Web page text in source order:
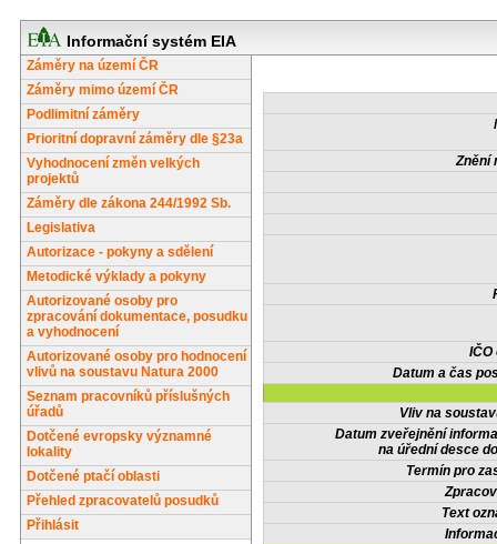
Informační systém EIA
Záměry na území ČR
Záměry mimo území ČR
Podlimitní záměry
Prioritní dopravní záměry dle §23a
Vyhodnocení změn velkých
projektů
Záměry dle zákona 244/1992 Sb.
Legislativa
Autorizace - pokyny a sdělení
Metodické výklady a pokyny
Autorizované osoby pro
zpracování dokumentace, posudku
a vyhodnocení
Autorizované osoby pro hodnocení
vlivů na soustavu Natura 2000
Seznam pracovníků příslušných
úřadů
Dotčené evropsky významné
lokality
Dotčené ptačí oblasti
Přehled zpracovatelů posudků
Přihlásit
Znění
IČO
Datum a čas
Vliv na
Datum zveřejnění
na úřední desce
Termín pro
Text